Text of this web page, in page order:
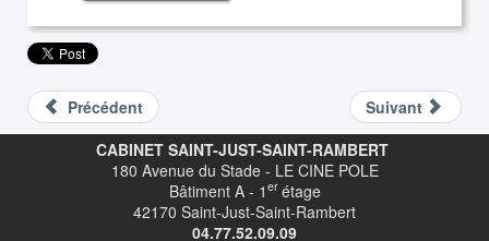
Précédent
Suivant
CABINET SAINT-JUST-SAINT-RAMBERT
180 Avenue du Stade - LE CINE POLE
Bâtiment A - 1 er étage
42170 Saint-Just-Saint-Rambert
04.77.52.09.09